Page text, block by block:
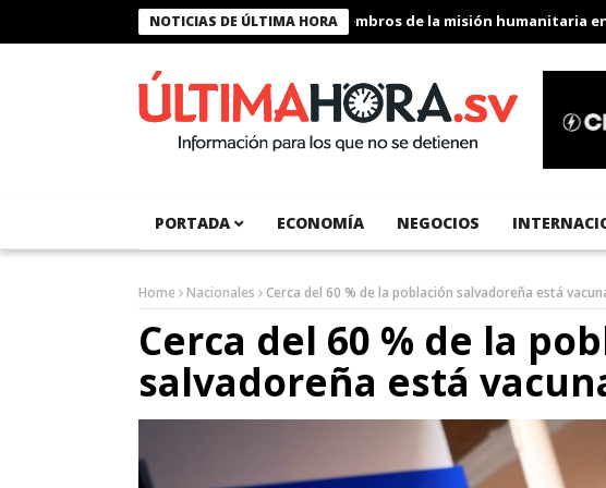
NOTICIAS DE ÚLTIMA HORA
Presidente Bukele condecora a miembros de la misión humanitaria
PORTADA ECONOMÍA NEGOCIOS
Home Nacionales Cerca del 60 % de la población salvadoreña está
Cerca del 60 % de la
salvadoreña está